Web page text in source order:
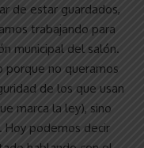
de estar guardados,
trabajando para
municipal del salón.
porque no queramos
de los que usan
marca la ley), sino
Hoy podemos decir